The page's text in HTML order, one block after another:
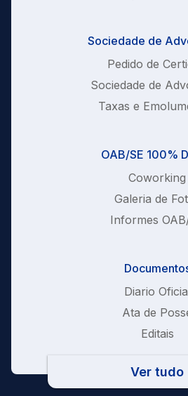
Sociedade de
Pedido de
Sociedade de
Taxas e
OAB/SE 100%
Coworking
Galeria de
Informes
Diario
Ata de
Editais
Ver tudo